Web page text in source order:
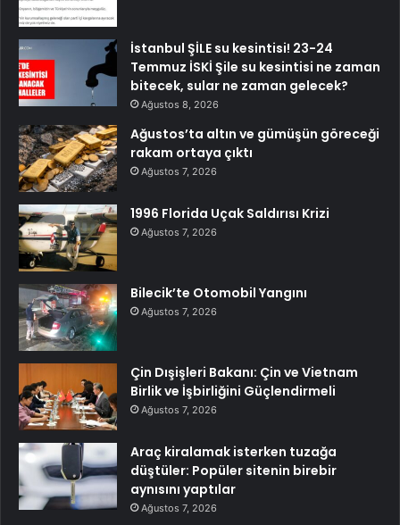
İstanbul ŞİLE su kesintisi! 23-24
Temmuz İSKİ Şile su kesintisi ne zaman
bitecek, sular ne zaman gelecek?
Ağustos 8, 2026
Ağustos’ta altın ve gümüşün göreceği
rakam ortaya çıktı
Ağustos 7, 2026
1996 Florida Uçak Saldırısı Krizi
Ağustos 7, 2026
Bilecik’te Otomobil Yangını
Ağustos 7, 2026
Çin Dışişleri Bakanı: Çin ve Vietnam
Birlik ve İşbirliğini Güçlendirmeli
Ağustos 7, 2026
Araç kiralamak isterken tuzağa
düştüler: Popüler sitenin birebir
aynısını yaptılar
Ağustos 7, 2026